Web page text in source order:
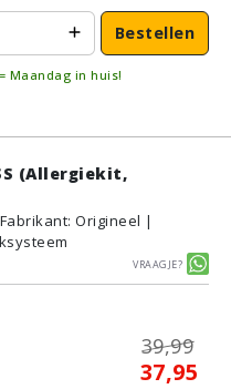
Bestellen
Maandag in huis!
(Allergiekit,
Origineel |
Vraagje?
39,99
37,95